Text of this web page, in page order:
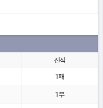
전적
1패
1무